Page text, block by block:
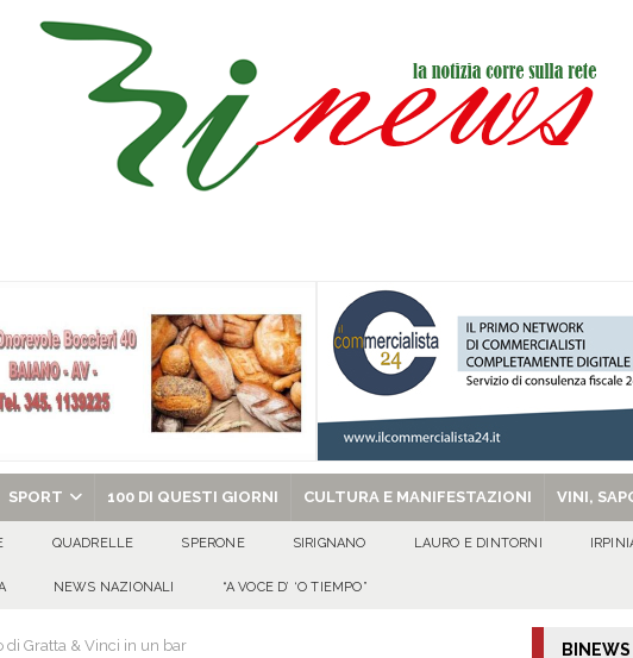
Giovedì 6 agosto 2026 ALMANACCO
Giovedí, 6 Agosto 2026 ALMANACCO
si celebra la Trasfigurazione del Signore e sant’Ormisda EVIDENZA
Comunale si chiude con una serata di emozioni e il primo campeggio nel Convento di
la chiesa celebra il Martirio di san Giovanni Battista e santa Sabina
SPORT 100 DI QUESTI GIORNI CULTURA E MANIFESTAZIONI VINI,
QUADRELLE SPERONE SIRIGNANO LAURO E DINTORNI
NEWS NAZIONALI “A VOCE D’ ‘O TIEMPO”
di Gratta & Vinci in un bar